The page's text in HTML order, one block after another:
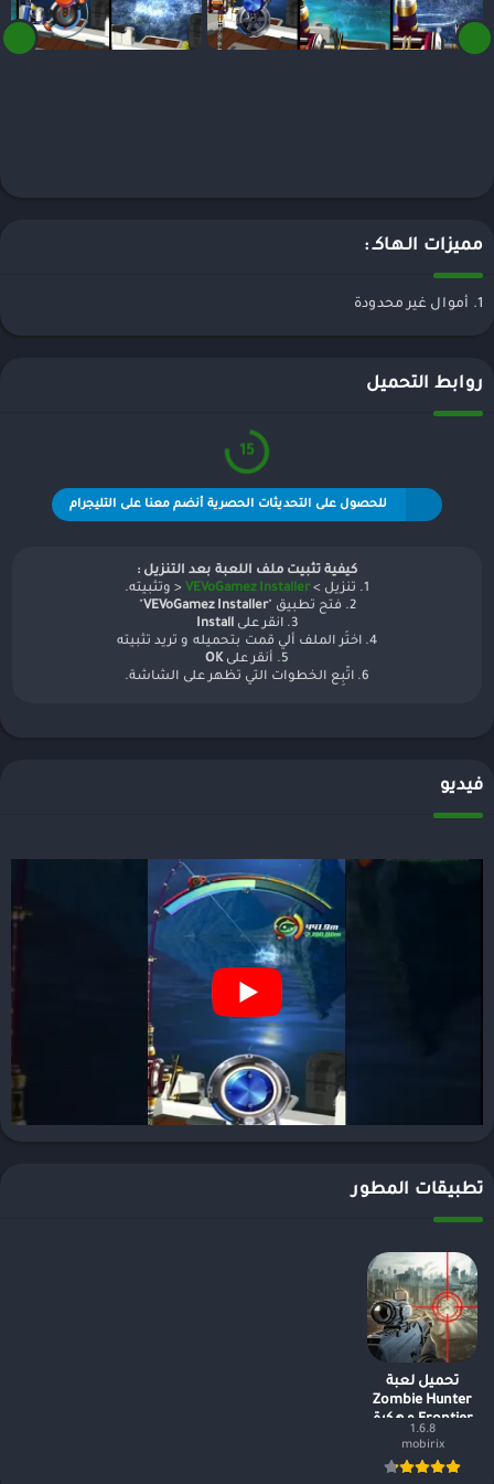
مميزات الـهـاكـ :
1. أموال غير محدودة
روابط التحميل
15
للحصول على التحديثات الحصرية أنضم معنا على التليجرام
كيفية تثبيت ملف اللعبة بعد التنزيل :
1. تنزيل >
VEVoGamez Installer < وتثبيته.
2. فتح تطبيق "
VEVoGamez Installer
"
3. انقر على
Install
4. اختَر الملف ألي قمت بتحميله و تريد تثبيته
5. أنقر على
OK
6. اتّبِع الخطوات التي تظهر على الشاشة.
فيديو
تطبيقات المطور
تحميل لعبة
Zombie Hunter
Frontier مهكرة
وكاملة 2023
1.6.8
mobirix